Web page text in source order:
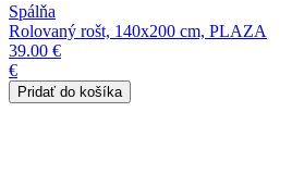
Spálňa
Rolovaný rošt, 140x200 cm, PLAZA
39.00 €
€